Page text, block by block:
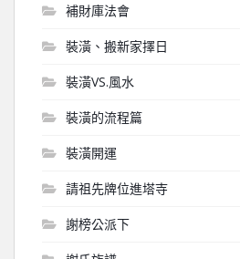
補財庫法會
裝潢、搬新家擇日
裝潢VS.風水
裝潢的流程篇
裝潢開運
請祖先牌位進塔寺
謝榜公派下